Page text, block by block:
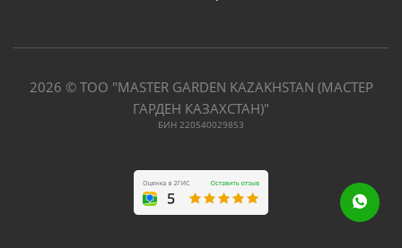
2026 © ТОО "MASTER GARDEN KAZAKHSTAN (МАСТЕР
ГАРДЕН КАЗАХСТАН)"
БИН 220540029853